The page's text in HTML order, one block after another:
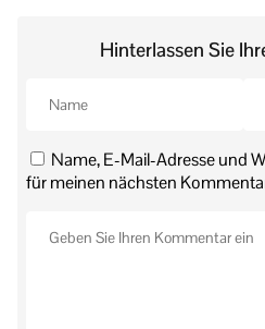
Hinterlassen Sie
Name, E-Mail-Adresse und
für meinen nächsten